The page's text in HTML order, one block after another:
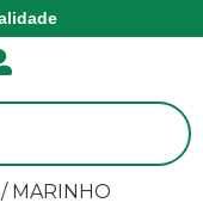
MARINHO